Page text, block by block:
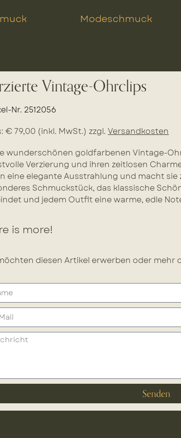
Modeschmuck
Vintage-Ohrclips
Nr. 2512056
€ 79,00 (inkl. MwSt.) zzgl. Versandkosten
wunderschönen goldfarbenen Vintage-
Verzierung und ihren zeitlosen
eine elegante Ausstrahlung und macht sie
Schmuckstück, das klassische
und jedem Outfit eine warme, edle
is more!
diesen Artikel erwerben oder mehr
Senden